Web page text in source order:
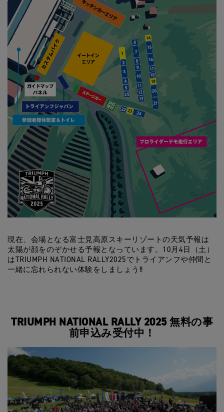
現在、会場となる富士見高原スキーリゾートの天気予報は
太陽が顔をのぞかせる予報となっています。10月4日（土）
はTRIUMPH NATIONAL RALLY2025でトライアンフや仲間と
一緒に忘れられない体験をしましょう!!
TRIUMPH NATIONAL RALLY 2025 無料の事
前申込み受付中！